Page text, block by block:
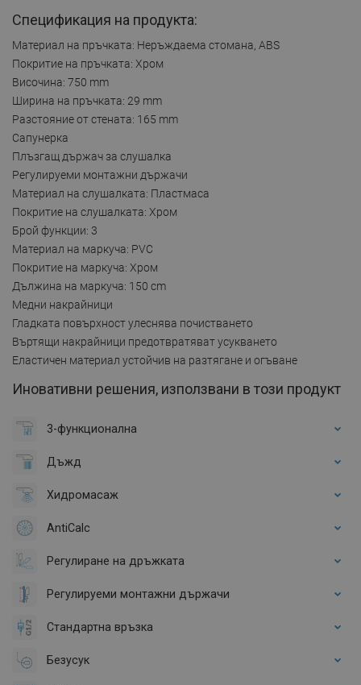
Спецификация на продукта:
Материал на пръчката: Неръждаема стомана, ABS
Покритие на пръчката: Хром
Височина: 750 mm
Ширина на пръчката: 29 mm
Разстояние от стената: 165 mm
Сапунерка
Плъзгащ държач за слушалка
Регулируеми монтажни държачи
Материал на слушалката: Пластмаса
Покритие на слушалката: Хром
Брой функции: 3
Материал на маркуча: PVC
Покритие на маркуча: Хром
Дължина на маркуча: 150 cm
Медни накрайници
Гладката повърхност улеснява почистването
Въртящи накрайници предотвратяват усукването
Еластичен материал устойчив на разтягане и огъване
Иновативни решения, използвани в този продукт
3-функционална
Дъжд
Хидромасаж
AntiCalc
Регулиране на дръжката
Регулируеми монтажни държачи
Стандартна връзка
Безусук